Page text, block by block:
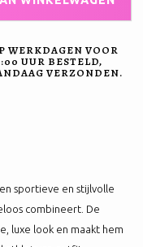
WERKDAGEN VOOR
UUR BESTELD,
VERZONDEN.
sportieve en stijlvolle
combineert. De
luxe look en maakt hem